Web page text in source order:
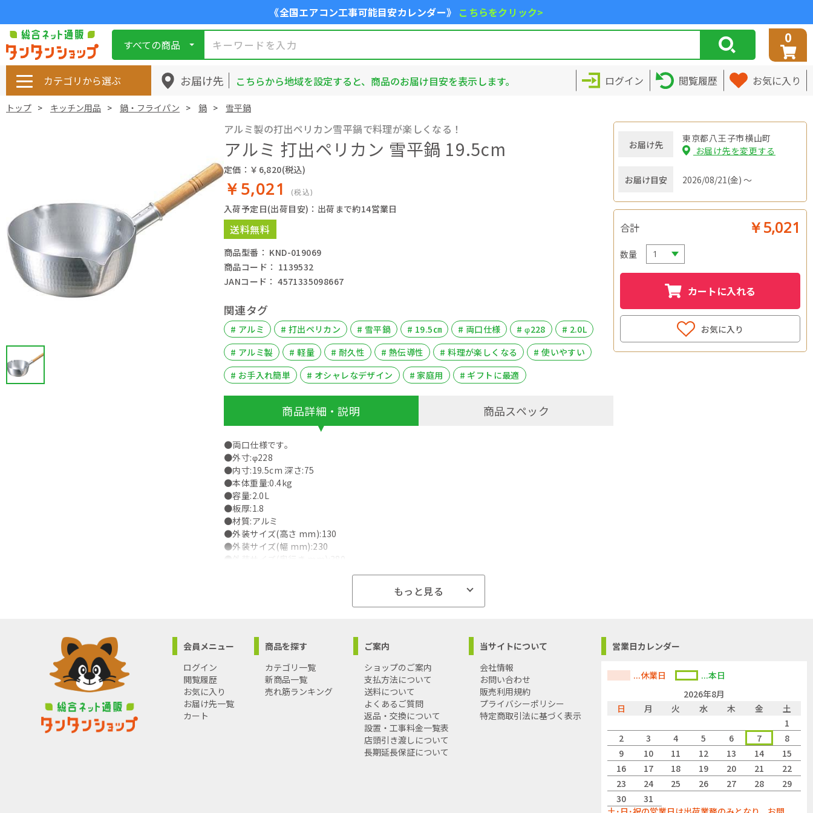
《全国エアコン工事可能目安カレンダー》 こちらをクリック>
すべての商品 0
カテゴリから選ぶ お届け先 こちらから地域を設定すると、商品のお届け目安を表示します。 ログイン 閲覧履歴 お気に入り
トップ キッチン用品 鍋・フライパン 鍋 雪平鍋
アルミ製の打出ペリカン雪平鍋で料理が楽しくなる！
アルミ 打出ペリカン 雪平鍋 19.5cm
定価：￥6,820(税込)
￥5,021 (税込)
入荷予定日(出荷目安)：出荷まで約14営業日
送料無料
商品型番： KND-019069
商品コード： 1139532
JANコード： 4571335098667
関連タグ
# アルミ # 打出ペリカン # 雪平鍋 # 19.5㎝ # 両口仕様 # φ228
# 2.0L
# アルミ製
# 軽量 # 耐久性 # 熱伝導性 # 料理が楽しくなる
# 使いやすい
# お手入れ簡単
# オシャレなデザイン # 家庭用 # ギフトに最適
商品詳細・説明
●両口仕様です。
●外寸:φ228
●内寸:19.5cm 深さ:75
●本体重量:0.4kg
●容量:2.0L
●板厚:1.8
●材質:アルミ
●外装サイズ(高さ mm):130
●外装サイズ(幅 mm):230
●外装サイズ(奥行き mm):380
●沖縄・離島への配送料金は別途見積もり（配送不可の場合も有）となりますのでご了承くださ
もっと見る
商品スペック
お届け先
東京都八王子市横山町
お届け先を変更する
お届け目安 2026/08/21(金) ～
合計 ￥5,021
数量
カートに入れる
お気に入り
会員メニュー
ログイン
閲覧履歴
お気に入り
お届け先一覧
カート
商品を探す
カテゴリ一覧
新商品一覧
売れ筋ランキング
ご案内
ショップのご案内
支払方法について
送料について
よくあるご質問
返品・交換について
設置・工事料金一覧表
店頭引き渡しについて
長期延長保証について
当サイトについて
会社情報
お問い合わせ
販売利用規約
プライバシーポリシー
特定商取引法に基づく表示
営業日カレンダー
...休業日
...本日
2026年8月
日
月 火 水 木 金
土
1
2
3 4 5 6 7
8
9
10 11 12 13 14
15
16
17 18 19 20 21
22
23
24 25 26 27 28
29
30
31